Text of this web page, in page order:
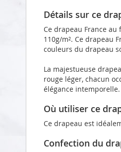
Détails sur ce
Ce drapeau France
110g/m². Ce drapeau
couleurs du drapeau
La majestueuse
rouge léger, chacun
élégance intemporelle.
Où utiliser ce
Ce drapeau est
Confection du